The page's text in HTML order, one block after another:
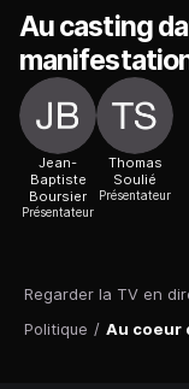
Regarder la TV en
Politique / Au coeur
Au casting
Jean-
Baptiste
Boursier
Présentateur
Thomas
Soulié
Présentateur